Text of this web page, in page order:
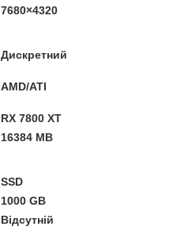
7680×4320
Дискретний
AMD/ATI
RX 7800 XT
16384 MB
SSD
1000 GB
Відсутній